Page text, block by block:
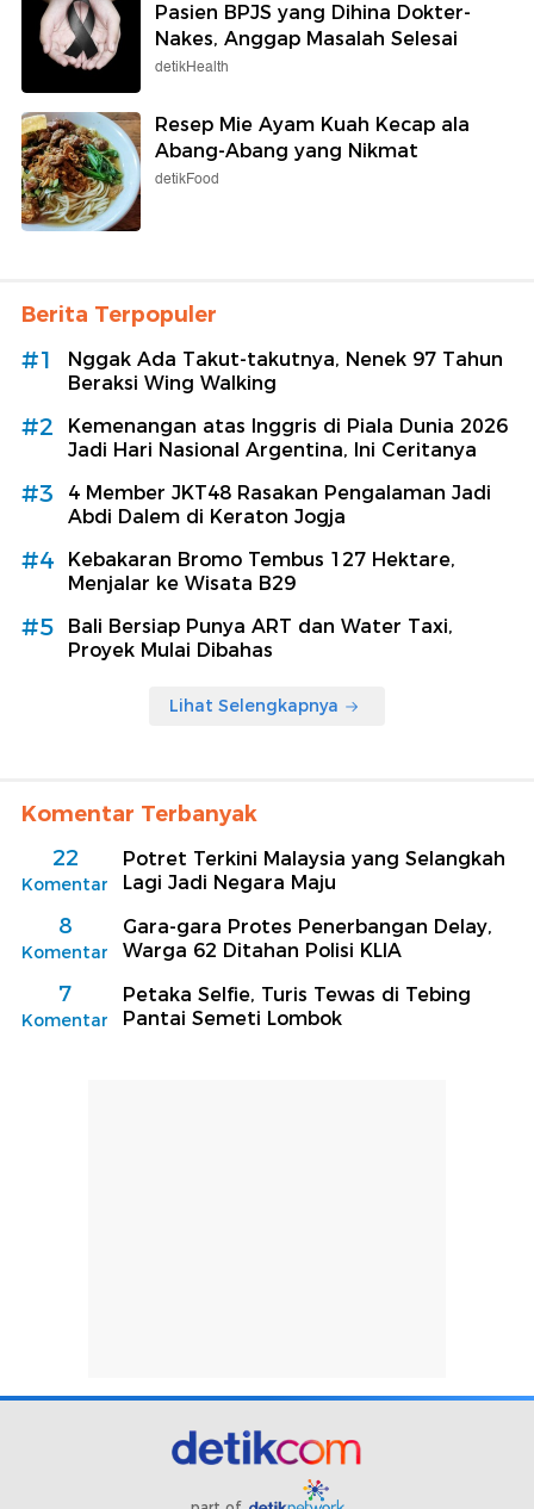
Pasien BPJS yang Dihina Dokter-
Nakes, Anggap Masalah Selesai
detikHealth
Resep Mie Ayam Kuah Kecap ala
Abang-Abang yang Nikmat
detikFood
Berita Terpopuler
#1
Nggak Ada Takut-takutnya, Nenek 97 Tahun
Beraksi Wing Walking
#2
Kemenangan atas Inggris di Piala Dunia 2026
Jadi Hari Nasional Argentina, Ini Ceritanya
#3
4 Member JKT48 Rasakan Pengalaman Jadi
Abdi Dalem di Keraton Jogja
#4
Kebakaran Bromo Tembus 127 Hektare,
Menjalar ke Wisata B29
#5
Bali Bersiap Punya ART dan Water Taxi,
Proyek Mulai Dibahas
Lihat Selengkapnya
Komentar Terbanyak
22
Komentar
Potret Terkini Malaysia yang Selangkah
Lagi Jadi Negara Maju
8
Komentar
Gara-gara Protes Penerbangan Delay,
Warga 62 Ditahan Polisi KLIA
7
Komentar
Petaka Selfie, Turis Tewas di Tebing
Pantai Semeti Lombok